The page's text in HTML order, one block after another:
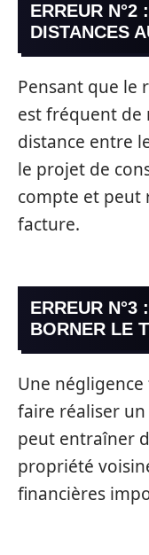
ERREUR N°2
DISTANCES
Pensant que le
est fréquent de
distance entre
le projet de
compte et peut
facture.
ERREUR N°3
BORNER LE
Une
faire réaliser
peut entraîner
propriété
financières